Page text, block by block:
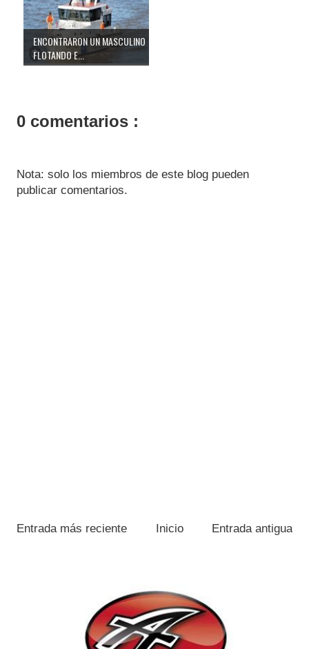
ENCONTRARON UN MASCULINO
FLOTANDO E...
0 comentarios :
Nota: solo los miembros de este blog pueden
publicar comentarios.
Entrada más reciente Entrada antigua
Inicio